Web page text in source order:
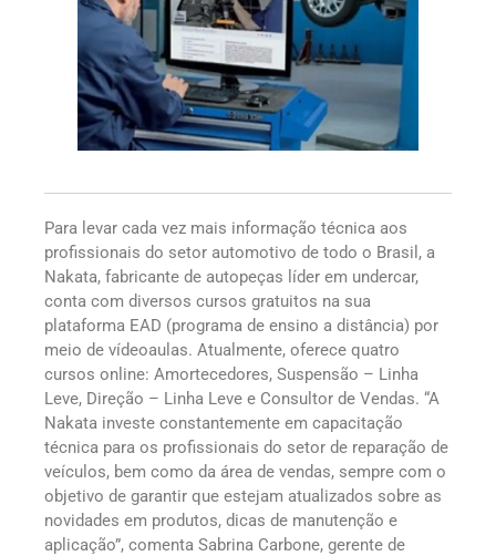
Para levar cada vez mais informação técnica aos
profissionais do setor automotivo de todo o Brasil, a
Nakata, fabricante de autopeças líder em undercar,
conta com diversos cursos gratuitos na sua
plataforma EAD (programa de ensino a distância) por
meio de vídeoaulas. Atualmente, oferece quatro
cursos online: Amortecedores, Suspensão – Linha
Leve, Direção – Linha Leve e Consultor de Vendas. “A
Nakata investe constantemente em capacitação
técnica para os profissionais do setor de reparação de
veículos, bem como da área de vendas, sempre com o
objetivo de garantir que estejam atualizados sobre as
novidades em produtos, dicas de manutenção e
aplicação”, comenta Sabrina Carbone, gerente de